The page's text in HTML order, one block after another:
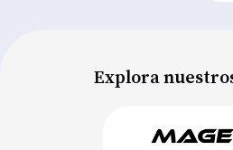
Explora